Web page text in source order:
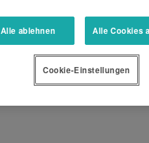
Alle ablehnen Alle Cookies
Cookie-Einstellungen